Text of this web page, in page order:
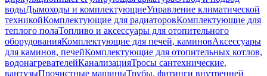
водыДымоходы и комплектующиеУправление климатической
техникойКомплектующие для радиаторовКомплектующие для
теплого полаТопливо и аксессуары для отопительного
оборудованияКомплектующие для печей, каминовАксессуары
для каминов, печейКомплектующие для отопительных котлов,
водонагревателейКанализацияТросы сантехнические,
вантузыПрочистные машиныТрубы, фитинги внутренней